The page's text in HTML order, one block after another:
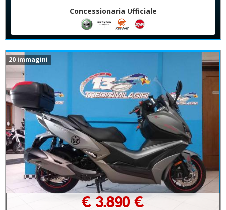
Concessionaria Ufficiale
20 immagini
€ 3.890 €